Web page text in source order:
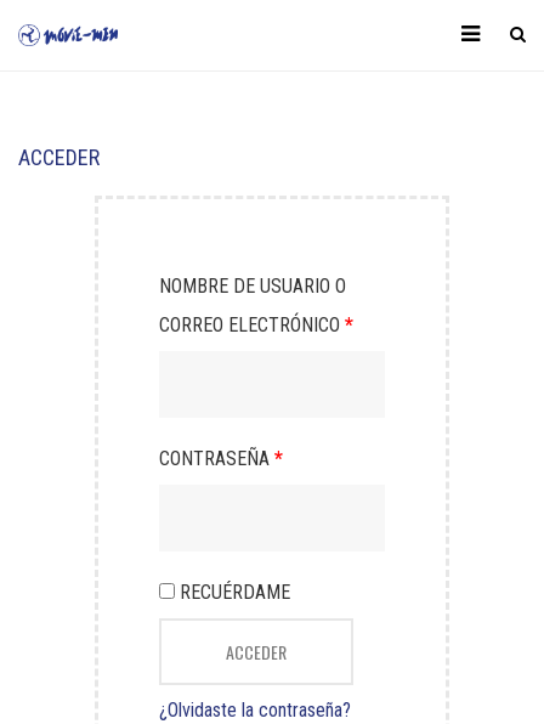
ACCEDER
NOMBRE DE USUARIO O
CORREO ELECTRÓNICO *
CONTRASEÑA *
RECUÉRDAME
ACCEDER
¿Olvidaste la contraseña?